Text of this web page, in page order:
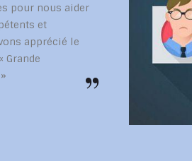
pour nous aider
et
apprécié le
Grande
Je tiens à
cybersécurité
pédagogique
matière de
plus confiant